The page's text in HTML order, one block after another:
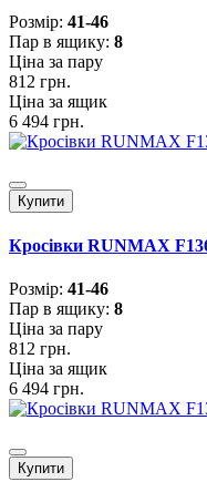
Розмiр: 41-46
Пар в ящику: 8
Ціна за пару
812 грн.
Ціна за ящик
6 494 грн.
Купити
Кросівки RUNMAX
Розмiр: 41-46
Пар в ящику: 8
Ціна за пару
812 грн.
Ціна за ящик
6 494 грн.
Купити